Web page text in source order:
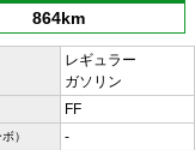
864km
レギュラー
ガソリン
FF
） -